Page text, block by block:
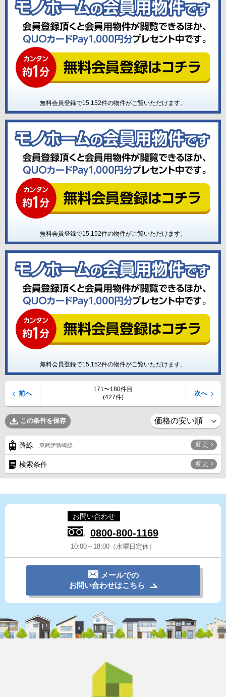
無料会員登録で15,152件の物件がご覧いただけます。
無料会員登録で15,152件の物件がご覧いただけます。
無料会員登録で15,152件の物件がご覧いただけます。
171〜180件目
(427件)
前へ 次へ
この条件を保存
路線 東武伊勢崎線 変更
検索条件 変更
お問い合わせ
0800-800-1169
10:00～18:00（水曜日定休）
メールでの
お問い合わせはこちら